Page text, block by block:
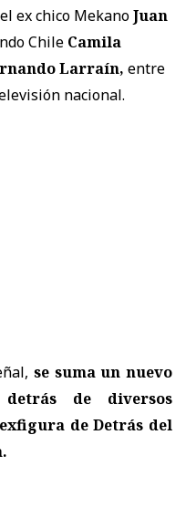
el ex chico MekanoJuan
Chile Camila
Larraín, entre
nacional.
se suma un nuevo
de diversos
de Detrás del